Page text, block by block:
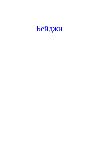
Бейджи